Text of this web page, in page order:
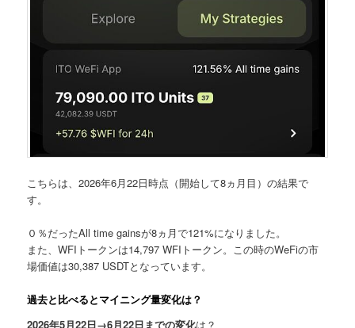
こちらは、2026年6月22日時点（開始して8ヵ月目）の結果で
す。
０％だったAll time gainsが8ヵ月で121%になりました。
また、WFIトークンは14,797 WFIトークン。この時のWeFiの市
場価値は30,387 USDTとなっています。
過去と比べるとマイニング量変化は？
2026年5月22日→6月22日までの変化は？